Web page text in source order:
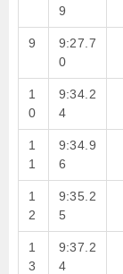
9
9
9:27.7
0
1
0
9:34.2
4
1
1
9:34.9
6
1
2
9:35.2
5
1
3
9:37.2
4